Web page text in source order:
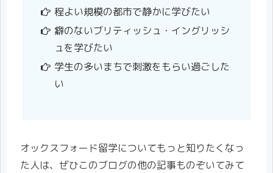
程よい規模の都市で静かに学びたい
癖のないブリティッシュ・イングリッシ
ュを学びたい
学生の多いまちで刺激をもらい過ごした
い
オックスフォード留学についてもっと知りたくなっ
た人は、ぜひこのブログの他の記事ものぞいてみて